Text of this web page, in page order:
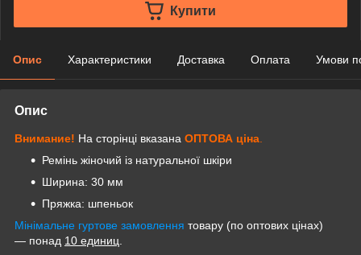
Купити
Опис Характеристики Доставка Оплата Умови
Опис
Внимание! На сторінці вказана ОПТОВА ціна
Ремінь жіночий із натуральної шкіри
Ширина: 30 мм
Пряжка: шпеньок
Мінімальне гуртове замовлення товару (по оптових цінах)
— понад 10 единиц